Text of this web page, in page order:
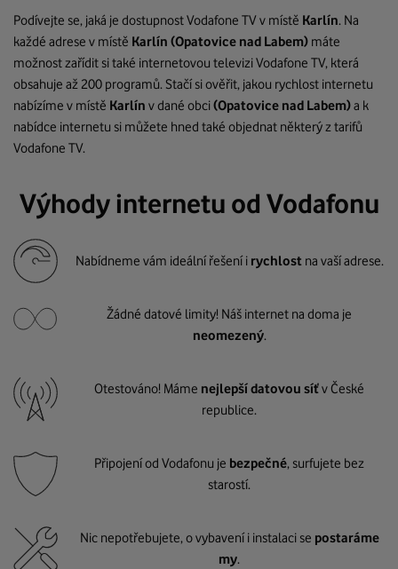
Podívejte se, jaká je dostupnost Vodafone TV v místě Karlín. Na
každé adrese v místě Karlín (Opatovice nad Labem) máte
možnost zařídit si také internetovou televizi Vodafone TV, která
obsahuje až 200 programů. Stačí si ověřit, jakou rychlost internetu
nabízíme v místě Karlín v dané obci(Opatovice nad Labem)a k
nabídce internetu si můžete hned také objednat některý z tarifů
Vodafone TV.
Výhody internetu od Vodafonu
Nabídneme vám ideální řešení i rychlost na vaší adrese.
Žádné datové limity! Náš internet na doma je
neomezený.
Otestováno! Máme nejlepší datovou síťv České
republice.
Připojení od Vodafonu je bezpečné, surfujete bez
starostí.
Nic nepotřebujete, o vybavení i instalaci se postaráme
my.